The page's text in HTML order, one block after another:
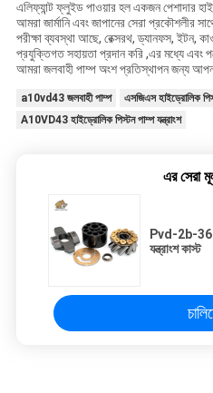
এলিফ্যান্ট ফ্লুইড পাওয়ার হল একজন পেশাদার
আমরা জার্মানি এবং জাপানের সেরা প্রকৌশলীর
পরীক্ষা ব্যবস্থা আছে, রেক্সরথ, ড্যানফস, ইটন,
প্রযুক্তিগত সহায়তা প্রদান করি ,এর মধ্যে এবং
আমরা জলবাহী পাম্প অংশ প্রতিস্থাপন জন্য
a10vd43 জলবাহী পাম্প
এসজিএস হাইড্রোলিক
A10VD43 হাইড্রোলিক পিস্টন পাম্প যন্ত্রাংশ
এর সেরা
Pvd-2b-36
যন্ত্রাংশ কাস্ট